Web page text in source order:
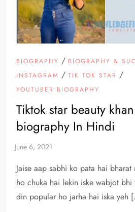
BIOGRAPHY / BIOGRAPHY &
INSTAGRAM / TIK TOK STAR /
YOUTUBER BIOGRAPHY
Tiktok star beauty
biography In Hindi
Jaise aap sabhi ko pata hai
ho chuka hai lekin iske wabjot
din popular ho jarha hai iska yeh